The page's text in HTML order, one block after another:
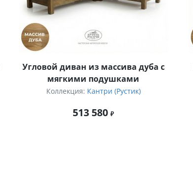
Угловой диван из массива дуба с
мягкими подушками
Коллекция: Кантри (Рустик)
513 580